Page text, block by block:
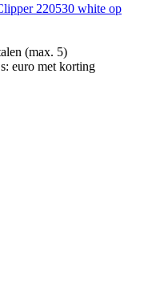
220530 white op
(max. 5)
euro met korting